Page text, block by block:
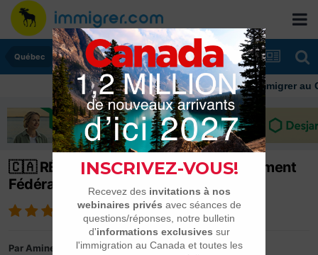
Québec
Immigrer au
🇨🇦 RÉSIDENCE PERMANENTE : traitement
Fédéral en 2025/2026
ParAmine1993